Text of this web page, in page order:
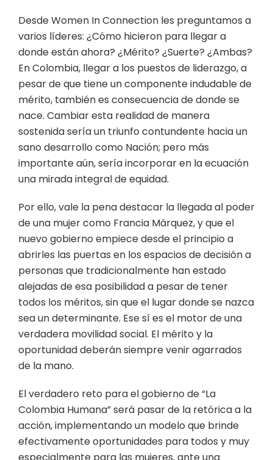
Desde Women In Connection les preguntamos a
varios líderes: ¿Cómo hicieron para llegar a
donde están ahora? ¿Mérito? ¿Suerte? ¿Ambas?
En Colombia, llegar a los puestos de liderazgo, a
pesar de que tiene un componente indudable de
mérito, también es consecuencia de donde se
nace. Cambiar esta realidad de manera
sostenida sería un triunfo contundente hacia un
sano desarrollo como Nación; pero más
importante aún, sería incorporar en la ecuación
una mirada integral de equidad.
Por ello, vale la pena destacar la llegada al poder
de una mujer como Francia Márquez, y que el
nuevo gobierno empiece desde el principio a
abrirles las puertas en los espacios de decisión a
personas que tradicionalmente han estado
alejadas de esa posibilidad a pesar de tener
todos los méritos, sin que el lugar donde se nazca
sea un determinante. Ese sí es el motor de una
verdadera movilidad social. El mérito y la
oportunidad deberán siempre venir agarrados
de la mano.
El verdadero reto para el gobierno de “La
Colombia Humana” será pasar de la retórica a la
acción, implementando un modelo que brinde
efectivamente oportunidades para todos y muy